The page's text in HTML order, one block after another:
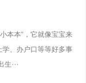
本本”，它就像宝宝来
学、办户口等等好多事
···